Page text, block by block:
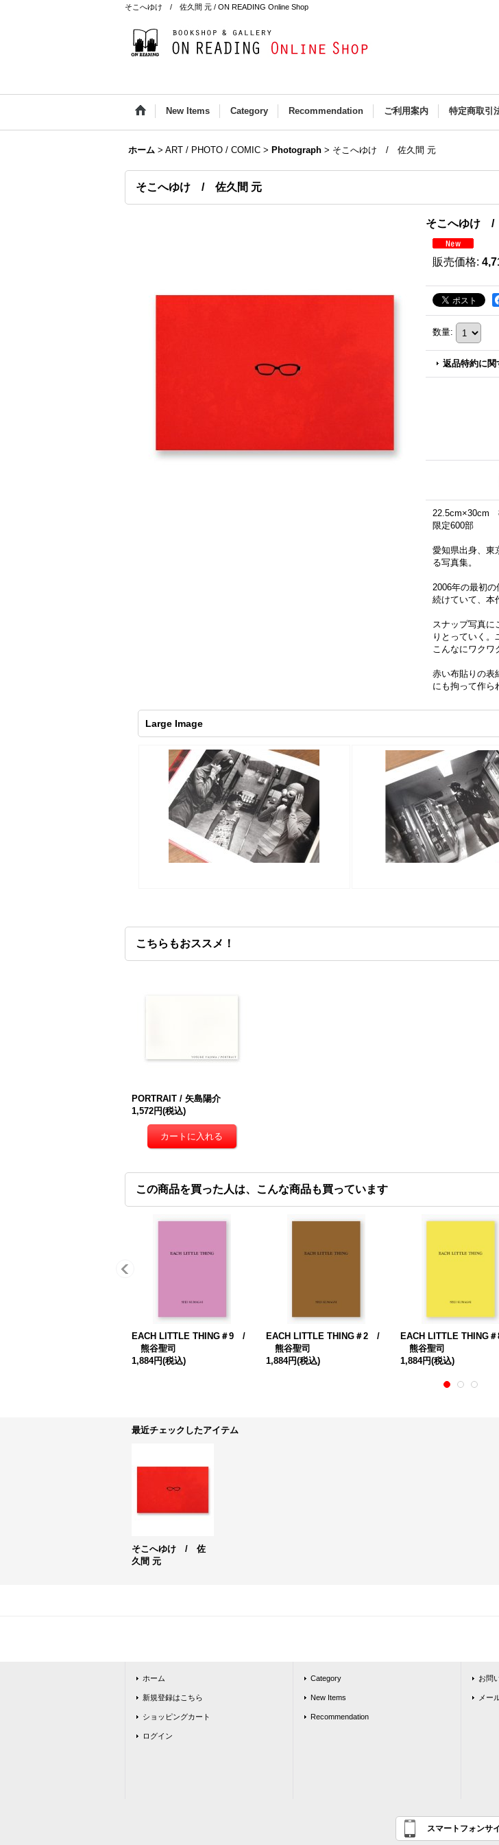
そこへゆけ / 佐久間 元 / ON READING Online Shop
New Items Category Recommendation ご利用案内 特定商取引
ホーム > ART / PHOTO / COMIC > Photograph > そこへゆけ / 佐久間 元
そこへゆけ / 佐久間 元
そこへゆけ /
販売価格:
数量:
返品特約に関
22.5cm×30cm
限定600部
愛知県出身、東
る写真集。
2006年の最初
続けていて、本
スナップ写真に
りとっていく。
こんなにワクワ
赤い布貼りの表
にも拘って作ら
Large Image
こちらもおススメ！
PORTRAIT / 矢島陽介
1,572円(税込)
この商品を買った人は、こんな商品も買っています
EACH LITTLE THING＃9 /
熊谷聖司
1,884円(税込)
EACH LITTLE THING＃2 /
熊谷聖司
1,884円(税込)
EACH LITTLE THING
熊谷聖司
1,884円(税込)
最近チェックしたアイテム
そこへゆけ / 佐
久間 元
ホーム
新規登録はこちら
ショッピングカート
ログイン
Category
New Items
Recommendation
お問
メー
スマートフォンサ